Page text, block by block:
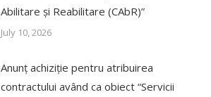
Abilitare și Reabilitare (CAbR)”
July 10, 2026
Anunț achiziție pentru atribuirea
contractului având ca obiect “Servicii